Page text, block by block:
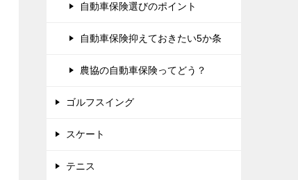
自動車保険選びのポイント
自動車保険抑えておきたい5か条
農協の自動車保険ってどう？
ゴルフスイング
スケート
テニス